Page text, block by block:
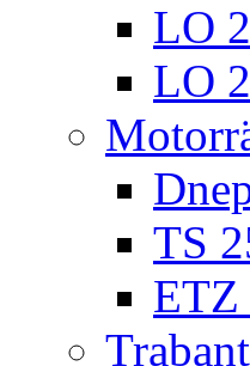
LO
LO
TS
ETZ
Trabant